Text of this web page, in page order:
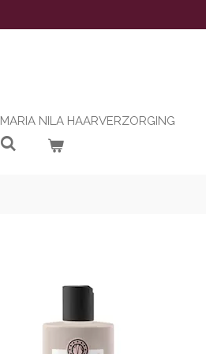
MARIA NILA HAARVERZORGING